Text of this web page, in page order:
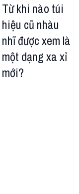
Từ khi nào túi
hiệu cũ nhàu
nhĩ được xem là
một dạng xa xỉ
mới?